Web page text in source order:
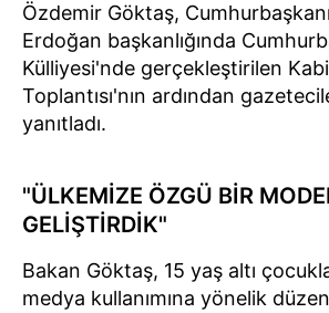
Özdemir Göktaş,
Erdoğan başkanlığında
Külliyesi'nde gerçekleştirilen
Toplantısı'nın ardından
yanıtladı.
"ÜLKEMİZE ÖZGÜ BİR
GELİŞTİRDİK"
Bakan Göktaş, 15 yaş altı
medya kullanımına yönelik